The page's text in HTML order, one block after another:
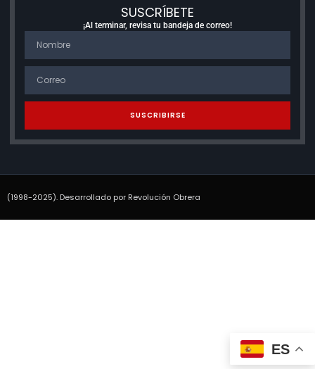
SUSCRÍBETE
¡Al terminar, revisa tu bandeja de correo!
SUSCRIBIRSE
(1998-2025). Desarrollado por Revolución Obrera
ES